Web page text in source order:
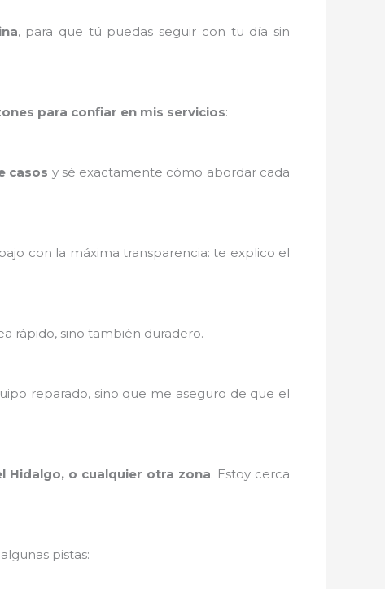
, para que tú puedas seguir con tu día sin
para confiar en mis servicios:
casos y sé exactamente cómo abordar cada
con la máxima transparencia: te explico el
rápido, sino también duradero.
reparado, sino que me aseguro de que el
Hidalgo, o cualquier otra zona. Estoy cerca
pistas: